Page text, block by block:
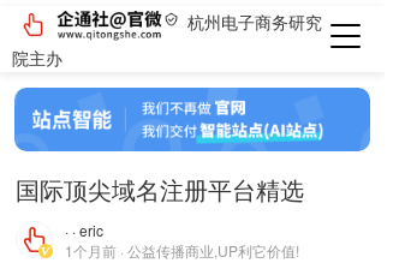
杭州电子商务研究
院主办
国际顶尖域名注册平台精选
· · eric
1个月前 · 公益传播商业,UP利它价值!